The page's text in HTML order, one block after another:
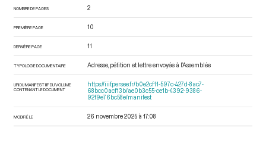
NOMBRE DE PAGES 2
PREMIÈRE PAGE 10
DERNIÈRE PAGE 11
TYPOLOGIE DOCUMENTAIRE Adresse, pétition et lettre envoyée à l’Assemblée
URI DU MANIFEST IIIF DU VOLUME
CONTENANT LE DOCUMENT
https://iiif.persee.fr/b0e2cf11-597c-427d-8ac7-
68bcc0acf13b/ae0b3c55-ce1b-4392-9386-
92f9e76bc58e/manifest
MODIFIÉ LE 26 novembre 2025 à 17:08